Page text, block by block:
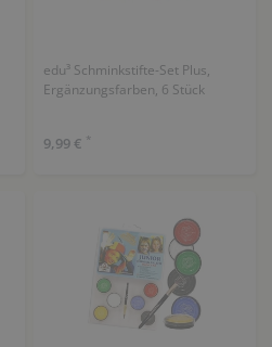
edu³ Schminkstifte-Set Plus,
Ergänzungsfarben, 6 Stück
9,99 € *